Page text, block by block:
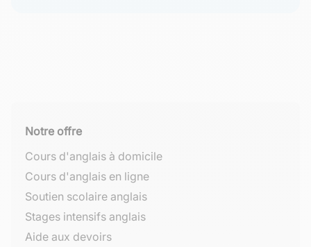
Notre offre
Cours d'anglais à domicile
Cours d'anglais en ligne
Soutien scolaire anglais
Stages intensifs anglais
Aide aux devoirs